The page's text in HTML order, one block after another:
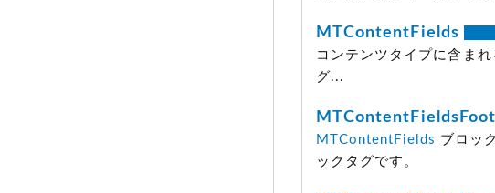
MTContentFields
コンテンツタイプに含ま
グ...
MTContentFields ブロッ
ックタグです。